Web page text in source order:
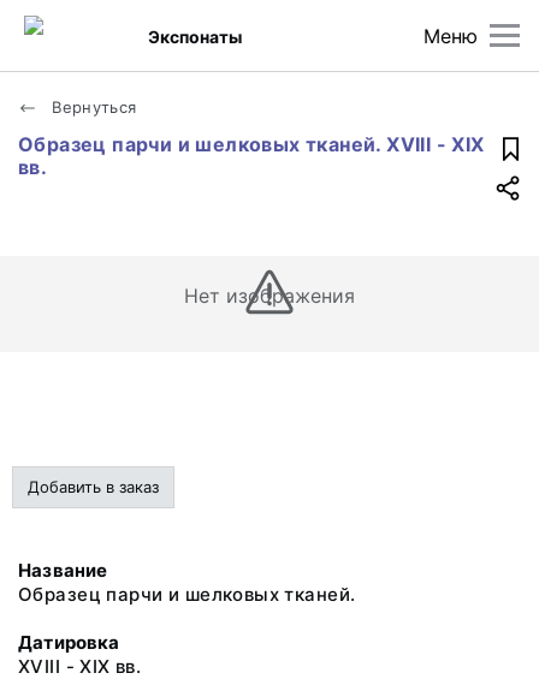
Меню
Экспонаты
Вернуться
Образец парчи и шелковых тканей. XVIII - XIX
вв.
Нет изображения
Добавить в заказ
Название
Образец парчи и шелковых тканей.
Датировка
XVIII - XIX вв.